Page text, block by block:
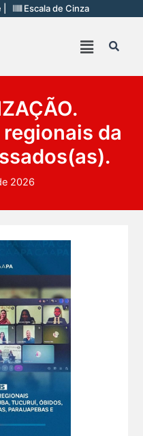
Escala de Cinza
da
2026